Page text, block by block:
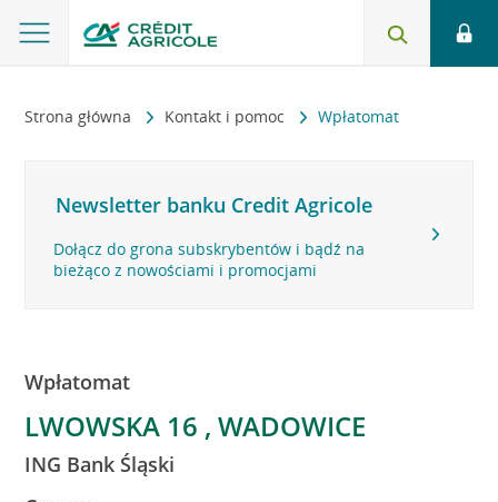
Strona główna Kontakt i pomoc Wpłatomat
Newsletter banku Credit Agricole
Dołącz do grona subskrybentów i bądź na
bieżąco z nowościami i promocjami
Wpłatomat
LWOWSKA 16 , WADOWICE
ING Bank Śląski